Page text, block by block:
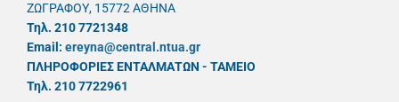
ΖΩΓΡΑΦΟΥ, 15772 ΑΘΗΝΑ
Τηλ. 210 7721348
Email: ereyna@central.ntua.gr
ΠΛΗΡΟΦΟΡΙΕΣ ΕΝΤΑΛΜΑΤΩΝ - ΤΑΜΕΙΟ
Τηλ. 210 7722961